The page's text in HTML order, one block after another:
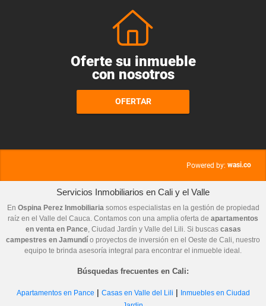
Oferte su inmueble
con nosotros
OFERTAR
Powered by: wasi.co
Servicios Inmobiliarios en Cali y el Valle
En Ospina Perez Inmobiliariasomos especialistas en la gestión de propiedad
raíz en el Valle del Cauca. Contamos con una amplia oferta de apartamentos
en venta en Pance, Ciudad Jardín y Valle del Lili. Si buscas casas
campestres en Jamundí o proyectos de inversión en el Oeste de Cali, nuestro
equipo te brinda asesoría integral para encontrar el inmueble ideal.
Búsquedas frecuentes en Cali:
Apartamentos en Pance | Casas en Valle del Lili | Inmuebles en Ciudad